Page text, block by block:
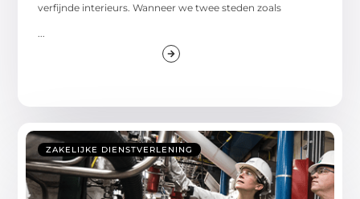
verfijnde interieurs. Wanneer we twee steden zoals
...
ZAKELIJKE DIENSTVERLENING